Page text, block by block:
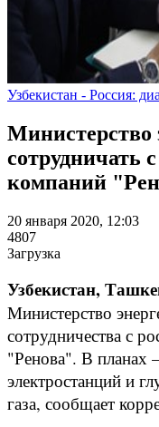
Узбекистан - Россия:
Министерство
сотрудничать
компаний
20 января 2020, 12:03
4807
Загрузка
Узбекистан,
Министерство
сотрудничества с
"Ренова". В планах
электростанций и
газа, сообщает